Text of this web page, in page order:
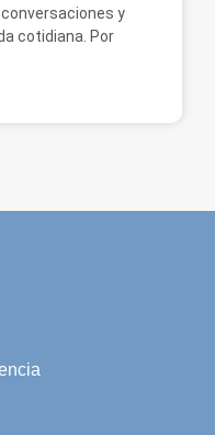
y
cotidiana. Por